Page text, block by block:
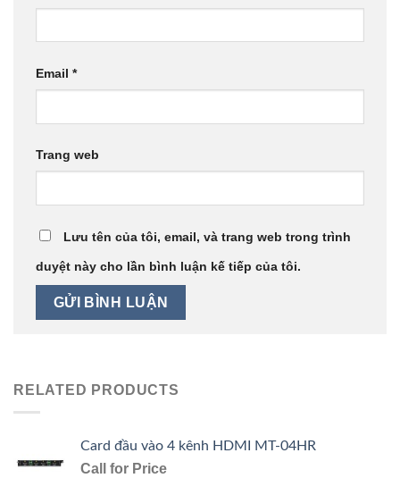
Email *
Trang web
Lưu tên của tôi, email, và trang web trong trình
duyệt này cho lần bình luận kế tiếp của tôi.
RELATED PRODUCTS
Card đầu vào 4 kênh HDMI MT-04HR
Call for Price